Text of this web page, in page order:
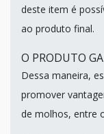
deste item é
ao produto final.
O PRODUTO
Dessa maneira,
promover
de molhos, entre